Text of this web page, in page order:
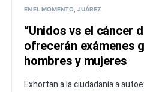
EN EL MOMENTO JUÁREZ
“Unidos vs el cáncer
ofrecerán exámenes
hombres y mujeres
Exhortan a la ciudadanía a